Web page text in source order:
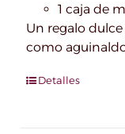
1 caja de
Un regalo
como
Detalles